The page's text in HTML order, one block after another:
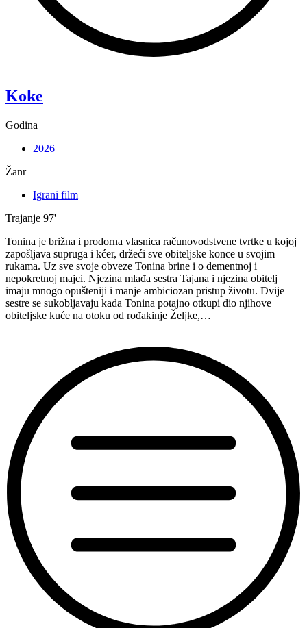
Koke
Godina
2026
Žanr
Igrani film
Trajanje 97'
Tonina je brižna i prodorna vlasnica računovodstvene tvrtke u kojoj
zapošljava supruga i kćer, držeći sve obiteljske konce u svojim
rukama. Uz sve svoje obveze Tonina brine i o dementnoj i
nepokretnoj majci. Njezina mlađa sestra Tajana i njezina obitelj
imaju mnogo opušteniji i manje ambiciozan pristup životu. Dvije
sestre se sukobljavaju kada Tonina potajno otkupi dio njihove
obiteljske kuće na otoku od rođakinje Željke,…